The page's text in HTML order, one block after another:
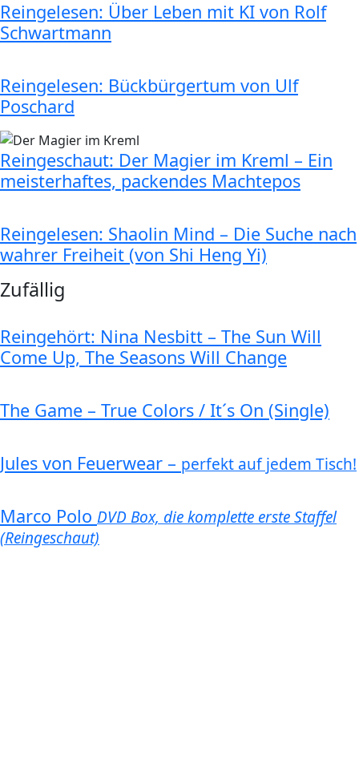
Reingelesen: Über Leben mit KI von Rolf
Schwartmann
Reingelesen: Bückbürgertum von Ulf
Poschard
Reingeschaut: Der Magier im Kreml – Ein
meisterhaftes, packendes Machtepos
Reingelesen: Shaolin Mind – Die Suche nach
wahrer Freiheit (von Shi Heng Yi)
Zufällig
Reingehört: Nina Nesbitt – The Sun Will
Come Up, The Seasons Will Change
The Game – True Colors / It´s On (Single)
Jules von Feuerwear – perfekt auf jedem Tisch!
Marco Polo DVD Box, die komplette erste Staffel
(Reingeschaut)